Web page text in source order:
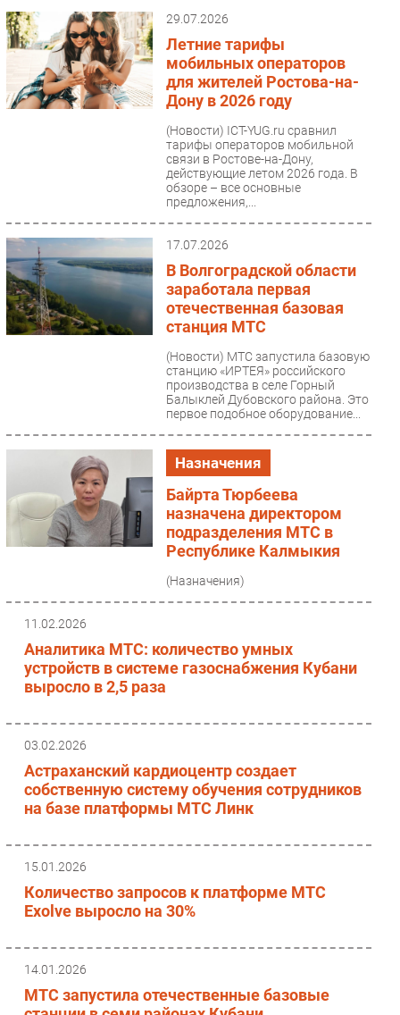
Интернет
Мобильная связь
Фиксированная связь
Интеграция
Рынок ПК
Outsourcing
Кадры
Регулирование
Финансы
Web
Гаджеты
Здоровье
РАЗДЕЛЫ
Новости
Мероприятия
Проекты
IT класс
Тестовый стенд
Каталог компаний
29.07.2026
Летние тарифы
мобильных операторов
для жителей Ростова-на-
Дону в 2026 году
(Новости) ICT-YUG.ru сравнил
тарифы операторов мобильной
связи в Ростове-на-Дону,
действующие летом 2026 года. В
обзоре – все основные
предложения,...
17.07.2026
В Волгоградской области
заработала первая
отечественная базовая
станция МТС
(Новости) МТС запустила базовую
станцию «ИРТЕЯ» российского
производства в селе Горный
Балыклей Дубовского района. Это
первое подобное оборудование...
Назначения
Байрта Тюрбеева
назначена директором
подразделения МТС в
Республике Калмыкия
(Назначения)
11.02.2026
Аналитика МТС: количество умных
устройств в системе газоснабжения Кубани
выросло в 2,5 раза
03.02.2026
Астраханский кардиоцентр создает
собственную систему обучения сотрудников
на базе платформы МТС Линк
15.01.2026
Количество запросов к платформе МТС
Exolve выросло на 30%
14.01.2026
МТС запустила отечественные базовые